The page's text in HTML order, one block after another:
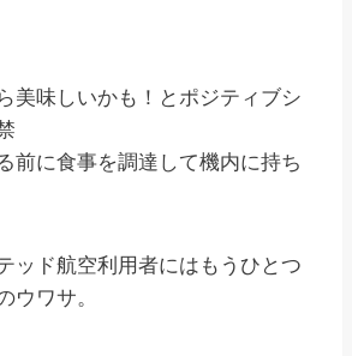
美味しいかも！とポジティブシ
前に食事を調達して機内に持ち
ッド航空利用者にはもうひとつ
ウワサ。